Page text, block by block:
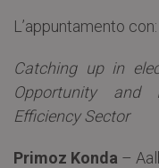
L’appuntamento con:
Catching up in
Opportunity and
Efficiency Sector
Primoz Konda –